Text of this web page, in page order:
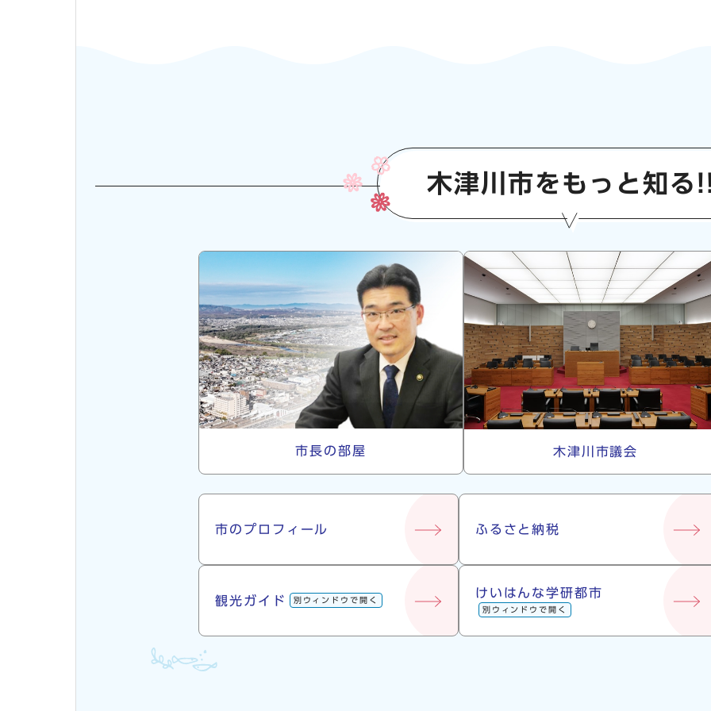
木津川市をもっと知る
市長・議会
市長の部屋 木津川市議会
市について
市のプロフィール ふるさと納税
観光ガイド 別ウィンドウで開く
けいはんな学研都市
別ウィンドウで開く